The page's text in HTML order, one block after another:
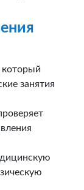
который
занятия